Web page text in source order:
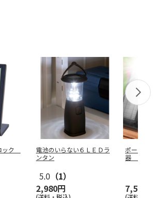
ック
電池のいらない６ＬＥＤラ
ンタン
5.0 （1）
2,980円
ポータブル
器 ７Ｗ
7,500円